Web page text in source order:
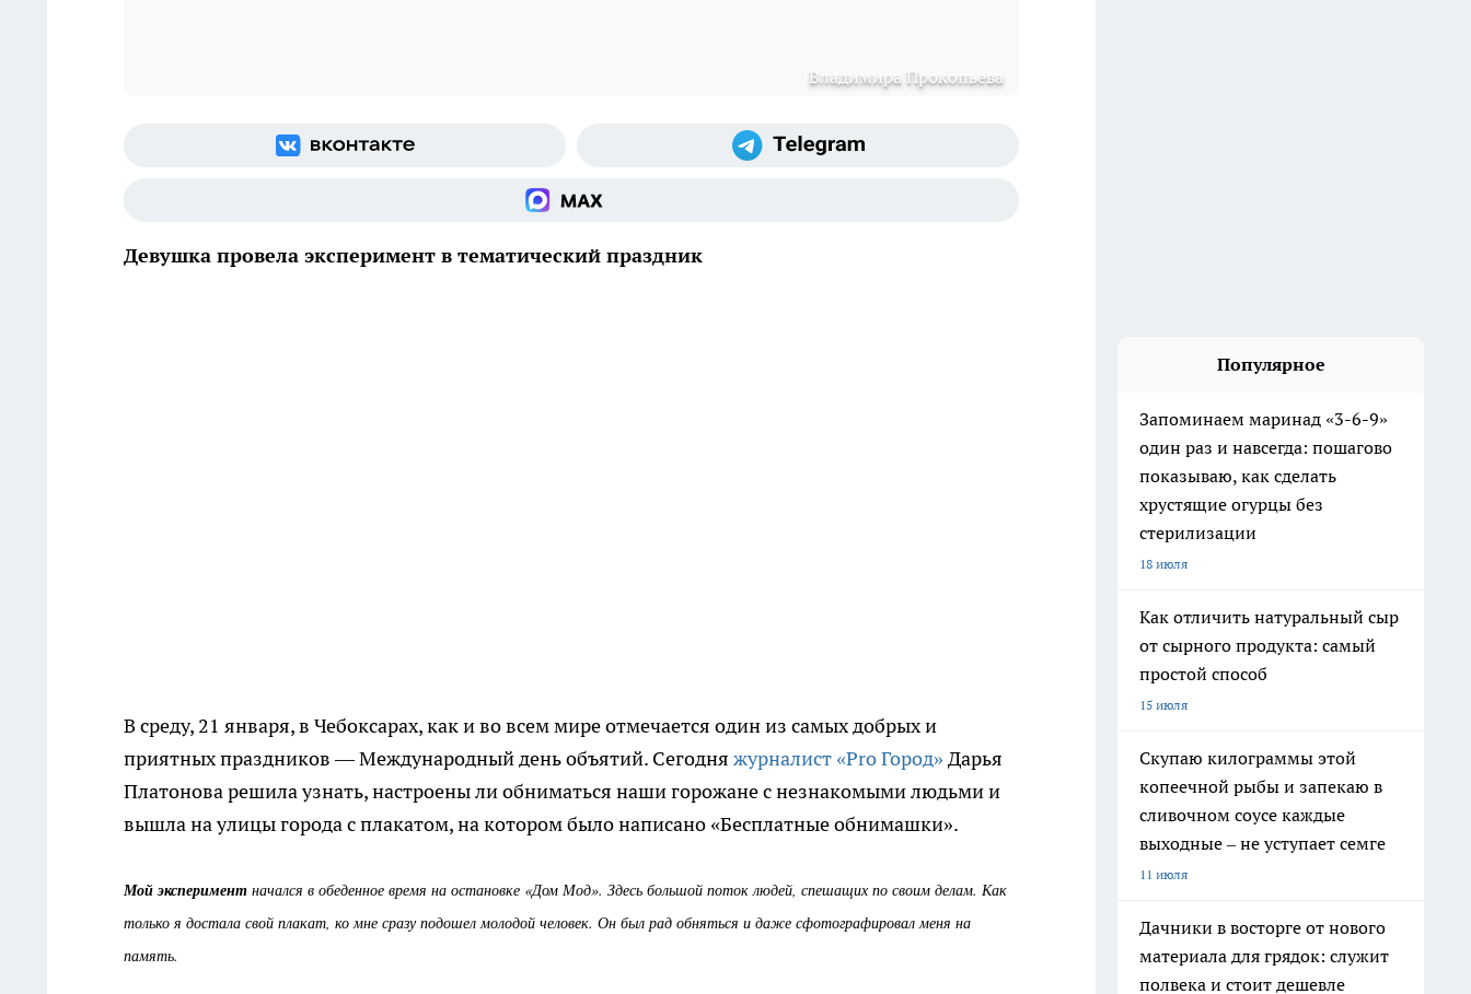
Владимира Прокопьева
Девушка провела эксперимент в тематический праздник
В среду, 21 января, в Чебоксарах, как и во всем мире отмечается один из самых добрых и
приятных праздников — Международный день объятий. Сегодня журналист «Pro Город» Дарья
Платонова решила узнать, настроены ли обниматься наши горожане с незнакомыми людьми и
вышла на улицы города с плакатом, на котором было написано «Бесплатные обнимашки».
Мой эксперимент начался в обеденное время на остановке «Дом Мод». Здесь большой поток людей, спешащих по своим делам. Как
только я достала свой плакат, ко мне сразу подошел молодой человек. Он был рад обняться и даже сфотографировал меня на
память.
Популярное
Запоминаем маринад «3-6-9»
один раз и навсегда: пошагово
показываю, как сделать
хрустящие огурцы без
стерилизации
18 июля
Как отличить натуральный сыр
от сырного продукта: самый
простой способ
15 июля
Скупаю килограммы этой
копеечной рыбы и запекаю в
сливочном соусе каждые
выходные – не уступает семге
11 июля
Дачники в восторге от нового
материала для грядок: служит
полвека и стоит дешевле